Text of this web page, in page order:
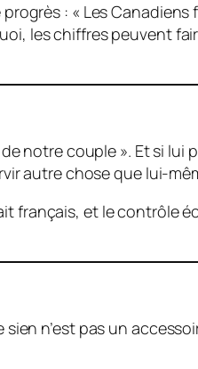
: « Les
les chiffres peuvent
notre couple ». Et si lui
autre chose que lui-
français, et le contrôle
n’est pas un